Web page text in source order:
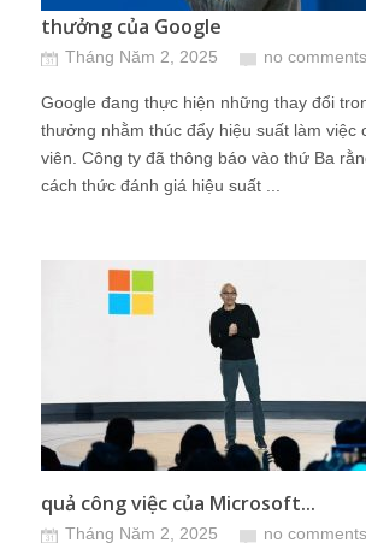
thưởng của Google
Tháng Năm 2, 2025 no comments
Google đang thực hiện những thay đổi
thưởng nhằm thúc đẩy hiệu suất làm việc
viên. Công ty đã thông báo vào thứ Ba
cách thức đánh giá hiệu suất ...
quả công việc của Microsoft...
Tháng Năm 2, 2025 no comments